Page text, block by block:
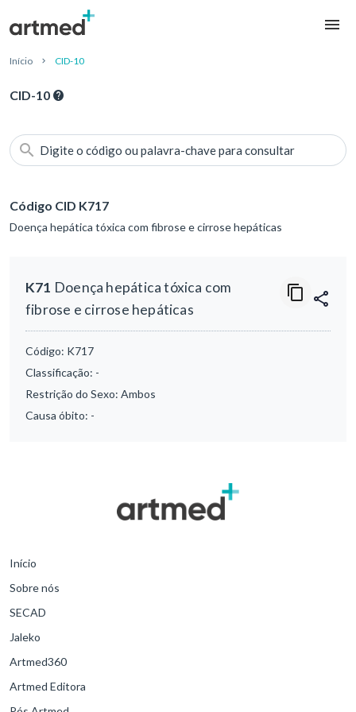
Início CID-10
CID-10
Digite o código ou palavra-chave para consultar
Código CID K717
Doença hepática tóxica com fibrose e cirrose hepáticas
K71 Doença hepática tóxica com
fibrose e cirrose hepáticas
Código: K717
Classificação: -
Restrição do Sexo: Ambos
Causa óbito: -
Início
Sobre nós
SECAD
Jaleko
Artmed360
Artmed Editora